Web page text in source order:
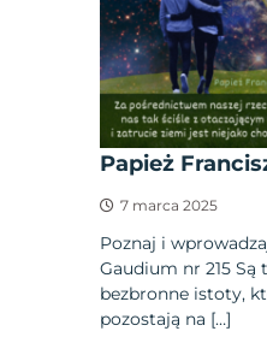
Papież
7 marca 2025
Poznaj i
Gaudium nr 215 Są
bezbronne istoty,
pozostają na […]